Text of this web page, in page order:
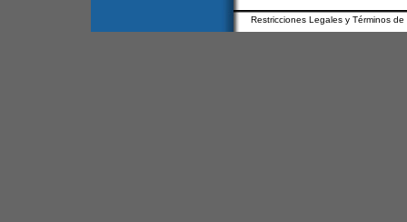
Restricciones Legales y Términos de